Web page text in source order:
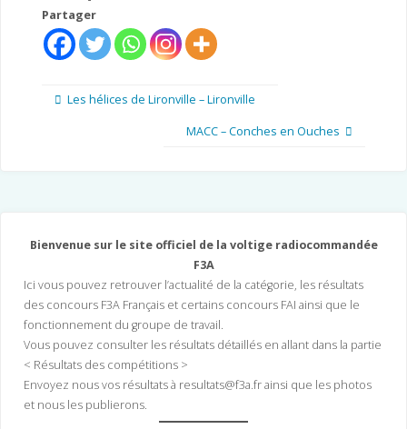
Partager
Les hélices de Lironville – Lironville
MACC – Conches en Ouches
Bienvenue sur le site officiel de la voltige radiocommandée
F3A
Ici vous pouvez retrouver l’actualité de la catégorie, les résultats
des concours F3A Français et certains concours FAI ainsi que le
fonctionnement du groupe de travail.
Vous pouvez consulter les résultats détaillés en allant dans la partie
< Résultats des compétitions >
Envoyez nous vos résultats à resultats@f3a.fr ainsi que les photos
et nous les publierons.